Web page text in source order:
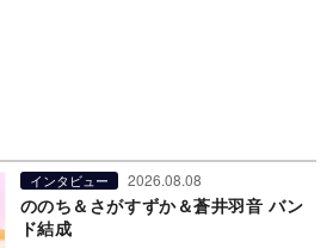
インタビュー 2026.08.08
ののち＆さがすずか＆蒼井羽音 バン
ド結成